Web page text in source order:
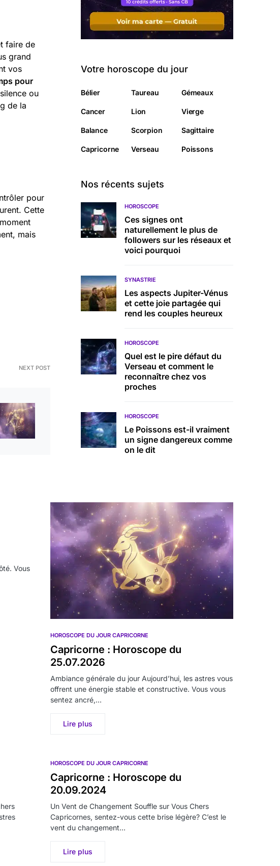
faire de
grand
vos
pour
ou
de la
pour
Cette
mais
NEXT POST
Votre horoscope du jour
Bélier Taureau Gémeaux
Cancer Lion Vierge
Balance Scorpion Sagittaire
Capricorne Verseau Poissons
Nos récents sujets
HOROSCOPE
Ces signes ont
naturellement le plus de
followers sur les réseaux et
voici pourquoi
SYNASTRIE
Les aspects Jupiter-Vénus
et cette joie partagée qui
rend les couples heureux
HOROSCOPE
Quel est le pire défaut du
Verseau et comment le
reconnaître chez vos
proches
HOROSCOPE
Le Poissons est-il vraiment
un signe dangereux comme
on le dit
Vous
HOROSCOPE DU JOUR CAPRICORNE
Capricorne : Horoscope du
25.07.2026
Ambiance générale du jour Aujourd’hui, les astres vous
offrent une énergie stable et constructive. Vous vous
sentez ancré,…
Lire plus
HOROSCOPE DU JOUR CAPRICORNE
Capricorne : Horoscope du
20.09.2024
Un Vent de Changement Souffle sur Vous Chers
Capricornes, sentez-vous cette brise légère? C’est le
vent du changement…
Lire plus